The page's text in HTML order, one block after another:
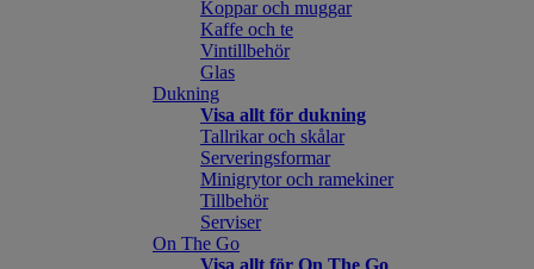
Koppar och muggar
Kaffe och te
Vintillbehör
Glas
Dukning
Visa allt för dukning
Tallrikar och skålar
Serveringsformar
Minigrytor och ramekiner
Tillbehör
Serviser
On The Go
Visa allt för On The Go